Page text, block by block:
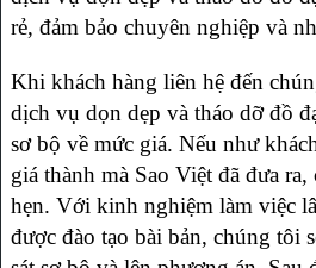
rẻ, đảm bảo chuyên nghiệp và
Khi khách hàng liên hệ đến
dịch vụ dọn dẹp và tháo dỡ đồ
sơ bộ về mức giá. Nếu như
giá thành mà Sao Việt đã đưa
hẹn. Với kinh nghiệm làm việc
được đào tạo bài bản, chúng tôi